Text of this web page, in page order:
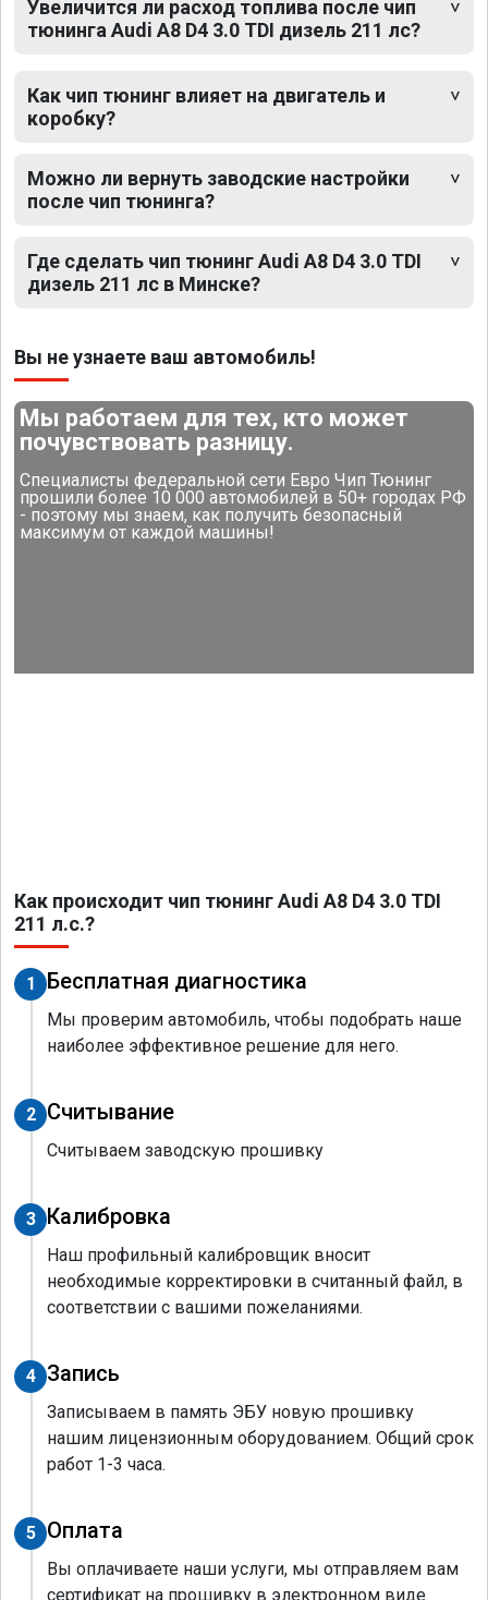
Увеличится ли расход топлива после чип
тюнинга Audi A8 D4 3.0 TDI дизель 211 лс?
Как чип тюнинг влияет на двигатель и
коробку?
Можно ли вернуть заводские настройки
после чип тюнинга?
Где сделать чип тюнинг Audi A8 D4 3.0 TDI
дизель 211 лс в Минске?
Вы не узнаете ваш автомобиль!
Мы работаем для тех, кто может
почувствовать разницу.
Специалисты федеральной сети Евро Чип Тюнинг
прошили более 10 000 автомобилей в 50+ городах РФ
- поэтому мы знаем, как получить безопасный
максимум от каждой машины!
Как происходит чип тюнинг Audi A8 D4 3.0 TDI
211 л.с.?
1 Бесплатная диагностика
Мы проверим автомобиль, чтобы подобрать наше
наиболее эффективное решение для него.
2 Считывание
Считываем заводскую прошивку
3 Калибровка
Наш профильный калибровщик вносит
необходимые корректировки в считанный файл, в
соответствии с вашими пожеланиями.
4 Запись
Записываем в память ЭБУ новую прошивку
нашим лицензионным оборудованием. Общий срок
работ 1-3 часа.
5 Оплата
Вы оплачиваете наши услуги, мы отправляем вам
сертификат на прошивку в электронном виде.